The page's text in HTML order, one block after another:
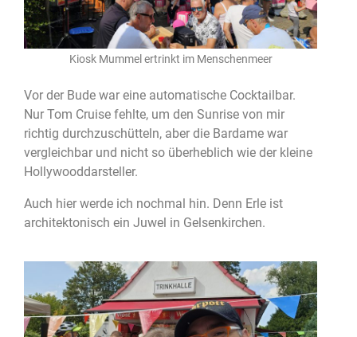
Kiosk Mummel ertrinkt im Menschenmeer
Vor der Bude war eine automatische Cocktailbar.
Nur Tom Cruise fehlte, um den Sunrise von mir
richtig durchzuschütteln, aber die Bardame war
vergleichbar und nicht so überheblich wie der kleine
Hollywooddarsteller.
Auch hier werde ich nochmal hin. Denn Erle ist
architektonisch ein Juwel in Gelsenkirchen.